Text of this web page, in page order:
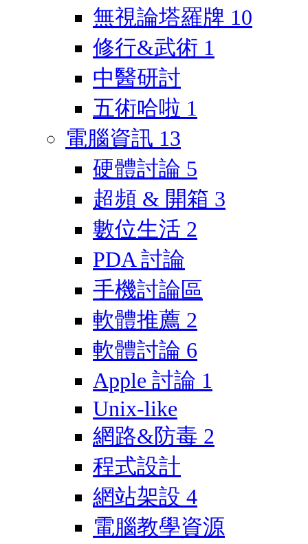
無視論塔羅牌 10
修行&武術 1
中醫研討
五術哈啦 1
電腦資訊 13
硬體討論 5
超頻 & 開箱 3
數位生活 2
PDA 討論
手機討論區
軟體推薦 2
軟體討論 6
Apple 討論 1
Unix-like
網路&防毒 2
程式設計
網站架設 4
電腦教學資源